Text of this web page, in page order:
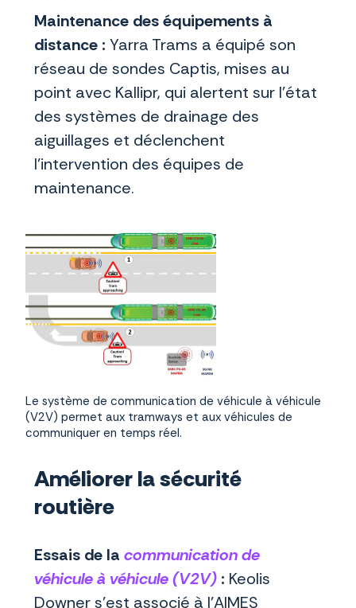
Maintenance des équipements à
distance : Yarra Trams a équipé son
réseau de sondes Captis, mises au
point avec Kallipr, qui alertent sur l’état
des systèmes de drainage des
aiguillages et déclenchent
l’intervention des équipes de
maintenance.
Le système de communication de véhicule à véhicule
(V2V) permet aux tramways et aux véhicules de
communiquer en temps réel.
Améliorer la sécurité
routière
Essais de la communication de
véhicule à véhicule (V2V): Keolis
Downer s’est associé à l’AIMES